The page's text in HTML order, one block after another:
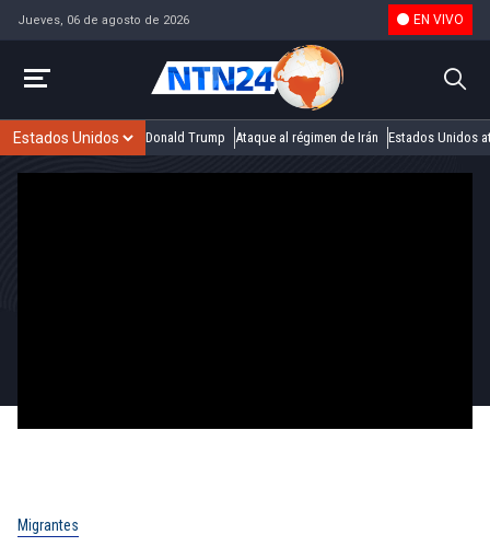
Jueves, 06 de agosto de 2026 EN VIVO
Donald Trump Ataque al régimen de Irán Estados Unidos
Migrantes